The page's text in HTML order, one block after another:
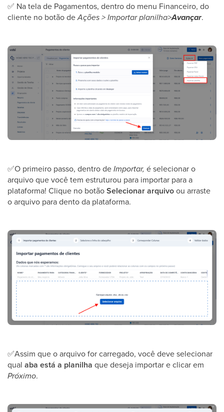
✅ Na tela de Pagamentos, dentro do menu Financeiro, do
cliente no botão deAções > Importar planilha>Avançar.
✅O primeiro passo, dentro deImportar, é selecionar o
arquivo que você tem estruturou para importar para a
plataforma! Clique no botãoSelecionar arquivoou arraste
o arquivo para dento da plataforma.
✅Assim que o arquivo for carregado, você deve selecionar
qual aba está a planilha que deseja importar e clicar em
Próximo.